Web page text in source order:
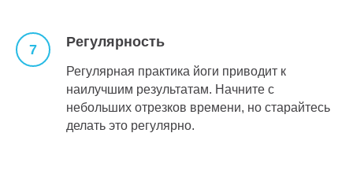
Регулярность
Регулярная практика йоги приводит к
наилучшим результатам. Начните с
небольших отрезков времени, но старайтесь
делать это регулярно.